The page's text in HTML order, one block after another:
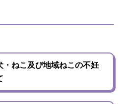
・ねこ及び地域ねこの不妊